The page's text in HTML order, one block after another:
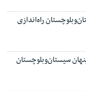
راه‌اندازی